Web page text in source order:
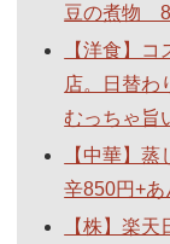
豆の煮物
【洋食】
店。日替わ
むっちゃ旨
【中華】
辛850円+あ
【株】楽